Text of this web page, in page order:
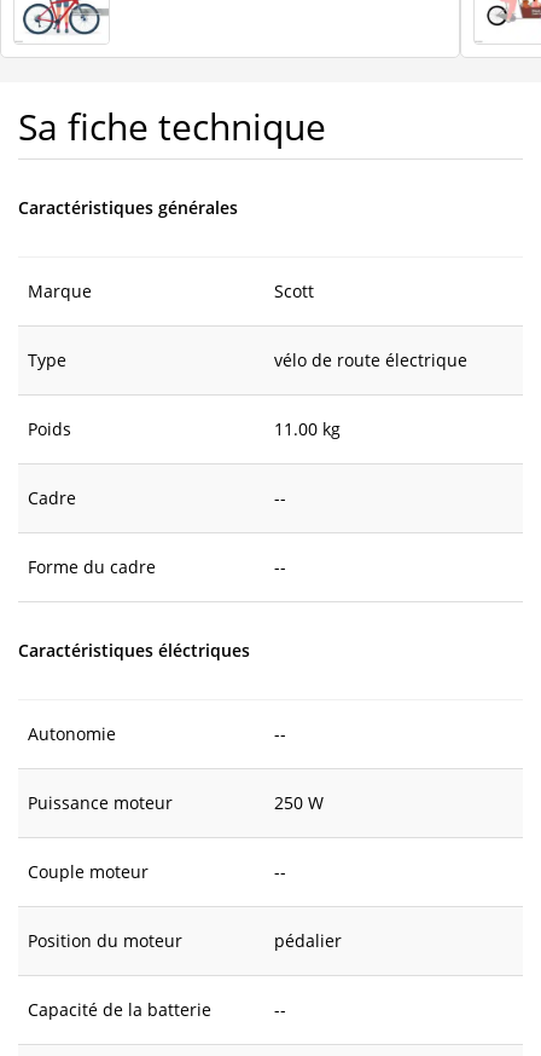
Sa fiche technique
Caractéristiques générales
Marque Scott
Type vélo de route électrique
Poids 11.00 kg
Cadre --
Forme du cadre --
Caractéristiques éléctriques
Autonomie --
Puissance moteur 250 W
Couple moteur --
Position du moteur pédalier
Capacité de la batterie --